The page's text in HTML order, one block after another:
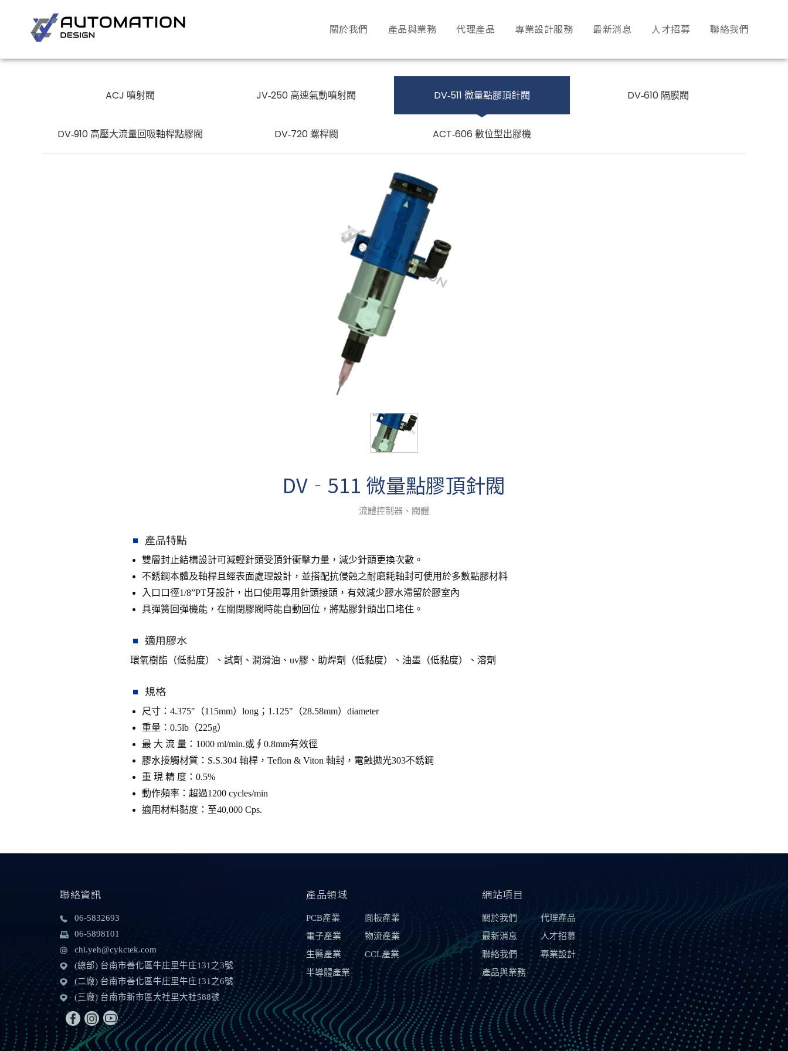
關於我們 產品與業務 代理產品 專業設計服務 最新消息 人才招募 聯絡我們
ACJ 噴射閥 JV‐250 高速氣動噴射閥 DV‐511 微量點膠頂針閥 DV‐610 隔膜閥
DV‐910 高壓大流量回吸軸桿點膠閥 DV‐720 螺桿閥 ACT‐606 數位型出膠機
DV‐511 微量點膠頂針閥
流體控制器、閥體
產品特點
雙層封止結構設計可減輕針頭受頂針衝擊力量，減少針頭更換次數。
不銹鋼本體及軸桿且經表面處理設計，並搭配抗侵蝕之耐磨耗軸封可使用於多數點膠材料
入口口徑1/8”PT牙設計，出口使用專用針頭接頭，有效減少膠水滯留於膠室內
具彈簧回彈機能，在關閉膠閥時能自動回位，將點膠針頭出口堵住。
適用膠水
環氧樹酯（低黏度）、試劑、潤滑油、 uv膠、助焊劑（低黏度）、油墨（低黏度）、溶劑
規格
尺寸：4.375"（115mm）long；1.125"（28.58mm）diameter
重量：0.5lb（225g）
最 大 流 量：1000 ml/min.或∮0.8mm有效徑
膠水接觸材質：S.S.304 軸桿，Teflon & Viton 軸封，電蝕拋光303不銹鋼
重 現 精 度：0.5%
動作頻率：超過1200 cycles/min
適用材料黏度：至40,000 Cps.
聯絡資訊
06-5832693
06-5898101
chi.yeh@cykctek.com
(總部) 台南市善化區牛庄里牛庄131之3號
(二廠) 台南市善化區牛庄里牛庄131之6號
(三廠) 台南市新市區大社里大社588號
產品領域
PCB產業
面板產業
電子產業
物流產業
生醫產業
CCL產業
半導體產業
網站項目
關於我們
代理產品
最新消息
人才招募
聯絡我們
專業設計
產品與業務